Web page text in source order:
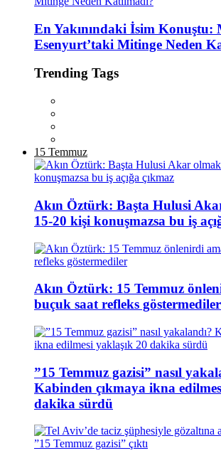
En Yakınındaki İsim Konuştu:
Esenyurt’taki Mitinge Neden
Trending Tags
15 Temmuz
Akın Öztürk: Başta Hulusi
15-20 kişi konuşmazsa bu iş
Akın Öztürk: 15 Temmuz
buçuk saat refleks göstermediler
”15 Temmuz gazisi” nasıl
Kabinden çıkmaya ikna
dakika sürdü